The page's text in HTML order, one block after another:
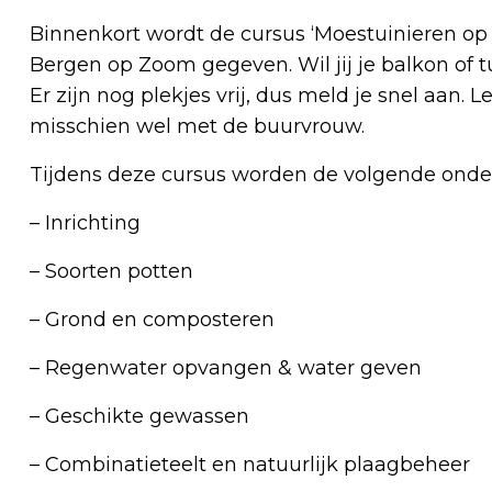
Binnenkort wordt de cursus ‘Moestuinieren
Bergen op Zoom gegeven. Wil jij je balkon of
Er zijn nog plekjes vrij, dus meld je snel aan.
misschien wel met de buurvrouw.
Tijdens deze cursus worden de volgende
– Inrichting
– Soorten potten
– Grond en composteren
– Regenwater opvangen & water geven
– Geschikte gewassen
– Combinatieteelt en natuurlijk plaagbeheer